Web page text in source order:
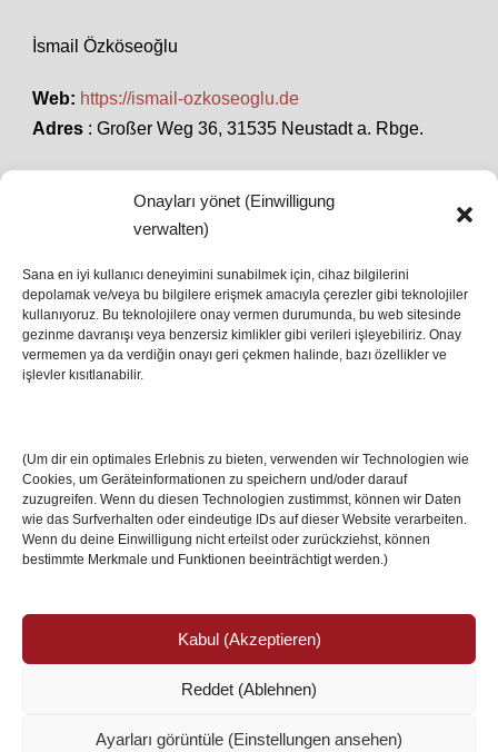
Onayları yönet (Einwilligung
verwalten)
Sana en iyi kullanıcı deneyimini sunabilmek için, cihaz bilgilerini
depolamak ve/veya bu bilgilere erişmek amacıyla çerezler gibi teknolojiler
kullanıyoruz. Bu teknolojilere onay vermen durumunda, bu web sitesinde
gezinme davranışı veya benzersiz kimlikler gibi verileri işleyebiliriz. Onay
vermemen ya da verdiğin onayı geri çekmen halinde, bazı özellikler ve
işlevler kısıtlanabilir.
(Um dir ein optimales Erlebnis zu bieten, verwenden wir Technologien wie
Cookies, um Geräteinformationen zu speichern und/oder darauf
zuzugreifen. Wenn du diesen Technologien zustimmst, können wir Daten
wie das Surfverhalten oder eindeutige IDs auf dieser Website verarbeiten.
Wenn du deine Einwilligung nicht erteilst oder zurückziehst, können
bestimmte Merkmale und Funktionen beeinträchtigt werden.)
Kabul (Akzeptieren)
Reddet (Ablehnen)
Ayarları görüntüle (Einstellungen ansehen)
İsmail Özköseoğlu
Web: https://ismail-ozkoseoglu.de
Adres : Großer Weg 36, 31535 Neustadt a. Rbge.
SON HABERLER
İstanbul’da Avrupa Ligi Finali: Freiburg ve Aston
Villa Boğaz’da Tarih Yazmaya Hazırlanıyor
08 May 2026
17 Nis 2026
© Copyright 2024 /Impressum/Site sahibi